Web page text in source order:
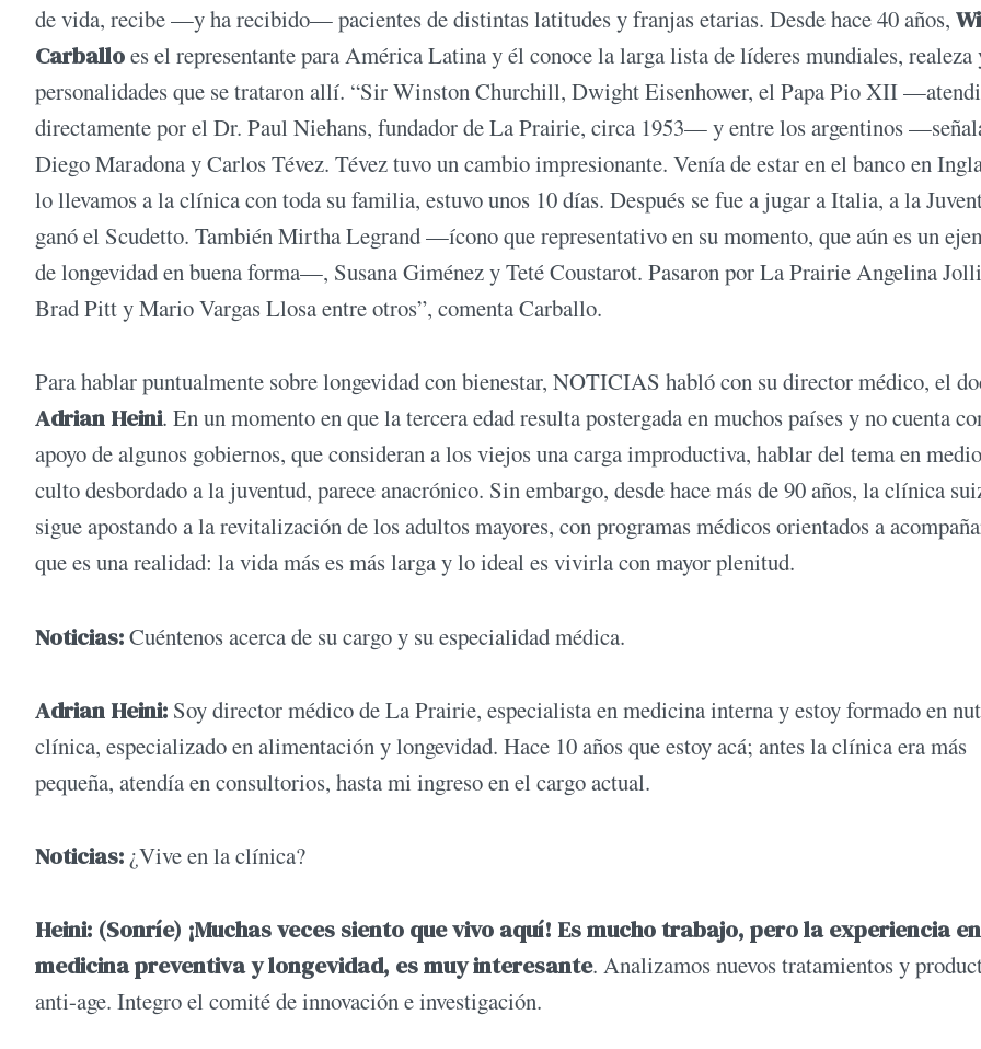
de vida, recibe —y ha recibido— pacientes de distintas latitudes y franjas etarias. Desde hace 40 años,
Carballoes el representante para América Latina y él conoce la larga lista de líderes mundiales, realeza
personalidades que se trataron allí. “Sir Winston Churchill, Dwight Eisenhower, el Papa Pio XII
directamente por el Dr. Paul Niehans, fundador de La Prairie, circa 1953— y entre los argentinos
Diego Maradona y Carlos Tévez. Tévez tuvo un cambio impresionante. Venía de estar en el banco en
lo llevamos a la clínica con toda su familia, estuvo unos 10 días. Después se fue a jugar a Italia, a la
ganó el Scudetto. También Mirtha Legrand —ícono que representativo en su momento, que aún es un
de longevidad en buena forma—, Susana Giménez y Teté Coustarot. Pasaron por La Prairie Angelina
Brad Pitt y Mario Vargas Llosa entre otros”, comenta Carballo.
Para hablar puntualmente sobre longevidad con bienestar, NOTICIAS habló con su director médico, el
Adrian Heini. En un momento en que la tercera edad resulta postergada en muchos países y no cuenta
apoyo de algunos gobiernos, que consideran a los viejos una carga improductiva, hablar del tema en
culto desbordado a la juventud, parece anacrónico. Sin embargo, desde hace más de 90 años, la clínica
sigue apostando a la revitalización de los adultos mayores, con programas médicos orientados a
que es una realidad: la vida más es más larga y lo ideal es vivirla con mayor plenitud.
Noticias:Cuéntenos acerca de su cargo y su especialidad médica.
Adrian Heini: Soy director médico de La Prairie, especialista en medicina interna y estoy formado en
clínica, especializado en alimentación y longevidad. Hace 10 años que estoy acá; antes la clínica era más
pequeña, atendía en consultorios, hasta mi ingreso en el cargo actual.
Noticias: ¿Vive en la clínica?
Heini: (Sonríe) ¡Muchas veces siento que vivo aquí! Es mucho trabajo, pero la experiencia en
medicina preventiva y longevidad, es muy interesante. Analizamos nuevos tratamientos y
anti-age. Integro el comité de innovación e investigación.